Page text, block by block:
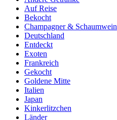
Auf Reise
Bekocht
Champagner & Schaumwein
Deutschland
Entdeckt
Exoten
Frankreich
Gekocht
Goldene Mitte
Italien
Japan
Kinkerlitzchen
Länder